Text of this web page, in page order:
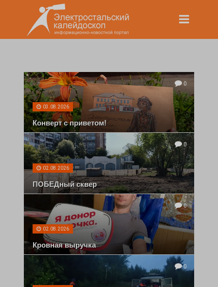
0
03.08.2026
Конверт с приветом!
0
02.08.2026
ПОБЕДный сквер
0
02.08.2026
Кровная выручка
0